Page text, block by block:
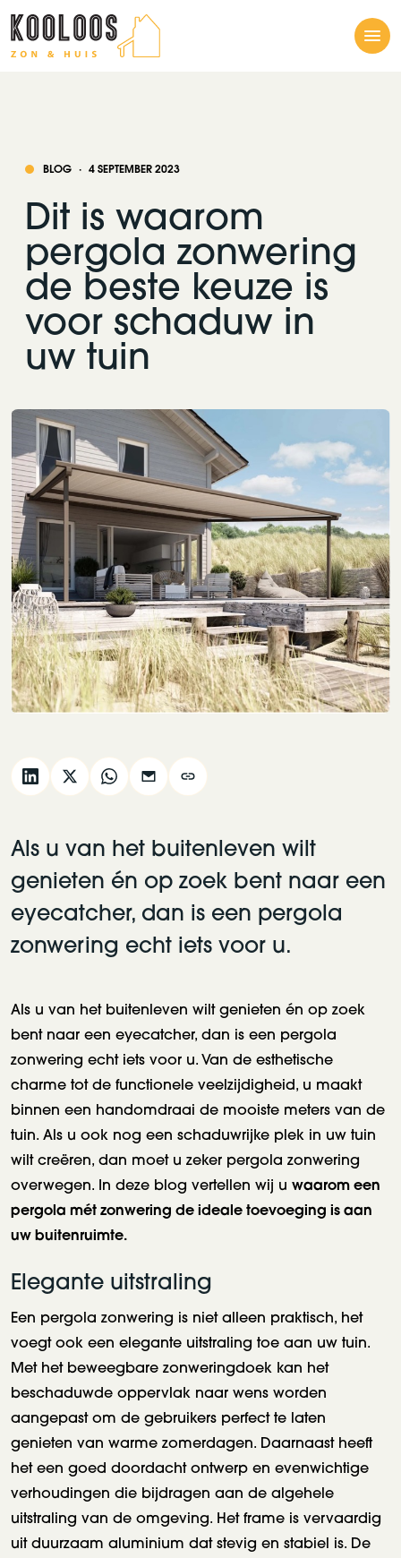
BLOG · 4 SEPTEMBER 2023
Dit is waarom
pergola zonwering
de beste keuze is
voor schaduw in
uw tuin
Als u van het buitenleven wilt
genieten én op zoek bent naar een
eyecatcher, dan is een pergola
zonwering echt iets voor u.
Als u van het buitenleven wilt genieten én op zoek
bent naar een eyecatcher, dan is een pergola
zonwering echt iets voor u. Van de esthetische
charme tot de functionele veelzijdigheid, u maakt
binnen een handomdraai de mooiste meters van de
tuin. Als u ook nog een schaduwrijke plek in uw tuin
wilt creëren, dan moet u zeker pergola zonwering
overwegen. In deze blog vertellen wij u waarom een
pergola mét zonwering de ideale toevoeging is aan
uw buitenruimte.
Elegante uitstraling
Een pergola zonwering is niet alleen praktisch, het
voegt ook een elegante uitstraling toe aan uw tuin.
Met het beweegbare zonweringdoek kan het
beschaduwde oppervlak naar wens worden
aangepast om de gebruikers perfect te laten
genieten van warme zomerdagen. Daarnaast heeft
het een goed doordacht ontwerp en evenwichtige
verhoudingen die bijdragen aan de algehele
uitstraling van de omgeving. Het frame is vervaardig
uit duurzaam aluminium dat stevig en stabiel is. De